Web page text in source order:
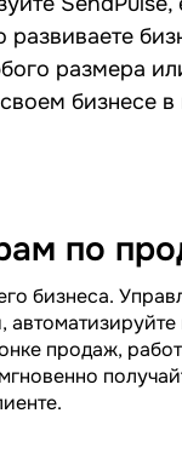
развиваете
размера
бизнесе в
по
бизнеса.
продаж,